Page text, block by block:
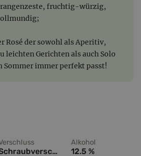
fruchtig-würzig,
Rosé der sowohl als Aperitiv,
leichten Gerichten als auch Solo
Sommer immer perfekt passt!
Schraubverschluss
Alkohol
12.5 %